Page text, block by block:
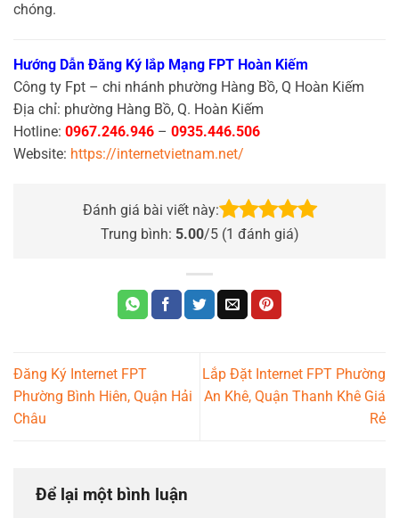
chóng.
Hướng Dẫn Đăng Ký lắp Mạng FPT Hoàn Kiếm
Công ty Fpt – chi nhánh phường Hàng Bồ, Q Hoàn Kiếm
Địa chỉ: phường Hàng Bồ, Q. Hoàn Kiếm
Hotline: 0967.246.946 – 0935.446.506
Website: https://internetvietnam.net/
Đánh giá bài viết này:
Trung bình: 5.00/5 (1 đánh giá)
Đăng Ký Internet FPT
Phường Bình Hiên, Quận Hải
Châu
Lắp Đặt Internet FPT Phường
An Khê, Quận Thanh Khê Giá
Rẻ
Để lại một bình luận